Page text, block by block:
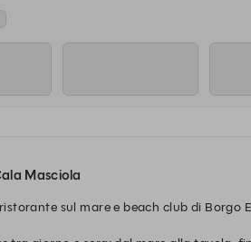
Masciola
sul mare e beach club di